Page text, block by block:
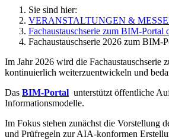
Sie sind hier:
VERANSTALTUNGEN &
Fachaustauschserie zum BIM-Portal
Fachaustauschserie 2026 zum BIM-
Im Jahr 2026 wird die
kontinuierlich weiterzuentwickeln und
Das BIM-Portal unterstützt öffentliche
Informationsmodelle.
Im Fokus stehen zunächst die Vorstellung
und Prüfregeln zur AIA-konformen